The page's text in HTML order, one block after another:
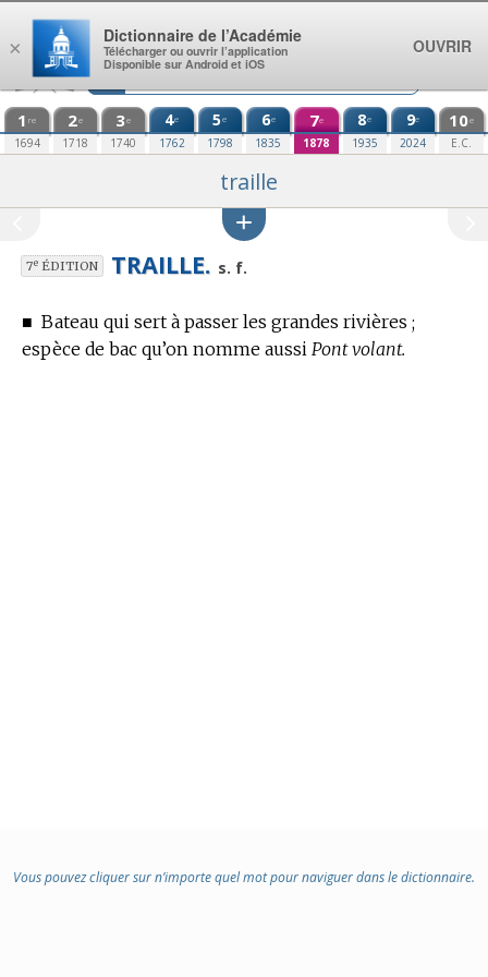
Aller au contenu
1 re
1694
2e
1718
3e
1740
4e
1762
5e
1798
6e
1835
7e
1878
8e
1935
9e
2024
10e
E.C.
traille
7eÉDITION TRAILLE. s. f.
■ Bateau qui sert à passer les grandes rivières ;
espèce de bac qu’on nomme aussi Pont volant.
Vous pouvez cliquer sur n’importe quel mot pour naviguer dans le dictionnaire.
×
Dictionnaire de l’Académie
Télécharger ou ouvrir l’application
Disponible sur Android et iOS
OUVRIR